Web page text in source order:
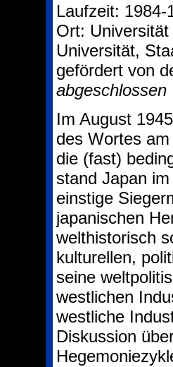
Laufzeit: 1984-
Ort:
Universität,
gefördert von
abgeschlossen
Im August
des Wortes
die (fast)
stand Japan
einstige
japanischen
welthistorisch
kulturellen,
seine
westlichen
westliche
Diskussion